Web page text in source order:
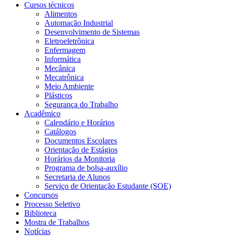
Cursos técnicos
Alimentos
Automação Industrial
Desenvolvimento de Sistemas
Eletroeletrônica
Enfermagem
Informática
Mecânica
Mecatrônica
Meio Ambiente
Plásticos
Segurança do Trabalho
Acadêmico
Calendário e Horários
Catálogos
Documentos Escolares
Orientação de Estágios
Horários da Monitoria
Programa de bolsa-auxílio
Secretaria de Alunos
Serviço de Orientação Estudante (SOE)
Concursos
Processo Seletivo
Biblioteca
Mostra de Trabalhos
Notícias